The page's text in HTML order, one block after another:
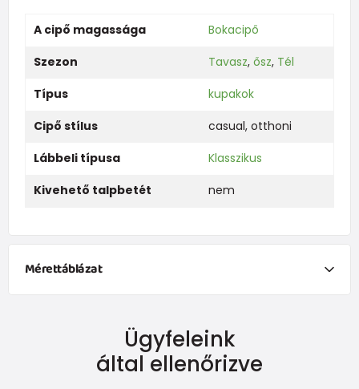
A cipő magassága
Bokacipő
Szezon
Tavasz, ősz, Tél
Típus
kupakok
Cipő stílus
casual, otthoni
Lábbeli típusa
Klasszikus
Kivehető talpbetét
nem
Mérettáblázat
külső hossz
11 cm
Ügyfeleink
által ellenőrizve